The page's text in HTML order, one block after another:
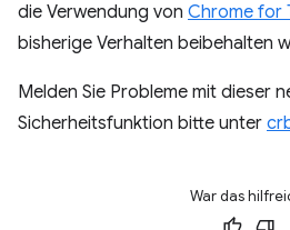
die Verwendung von Chrome for
bisherige Verhalten beibehalten
Melden Sie Probleme mit dieser
Sicherheitsfunktion bitte unter
War das